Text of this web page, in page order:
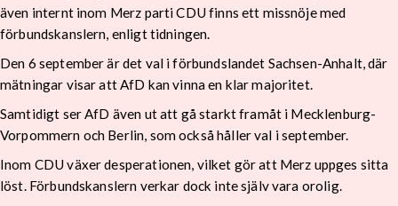
även internt inom Merz parti CDU finns ett missnöje med
förbundskanslern, enligt tidningen.
Den 6 september är det val i förbundslandet Sachsen-Anhalt, där
mätningar visar att AfD kan vinna en klar majoritet.
Samtidigt ser AfD även ut att gå starkt framåt i Mecklenburg-
Vorpommern och Berlin, som också håller val i september.
Inom CDU växer desperationen, vilket gör att Merz uppges sitta
löst. Förbundskanslern verkar dock inte själv vara orolig.